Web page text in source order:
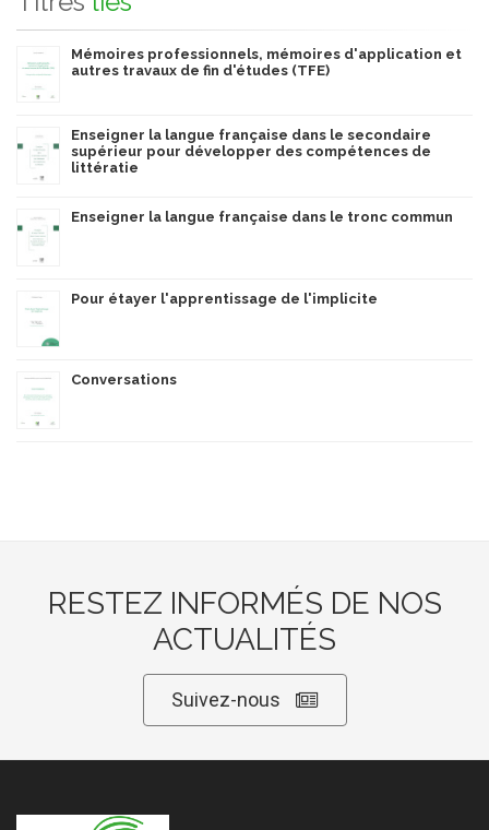
Mémoires professionnels, mémoires d'application et
autres travaux de fin d'études (TFE)
Enseigner la langue française dans le secondaire
supérieur pour développer des compétences de
littératie
Enseigner la langue française dans le tronc commun
Pour étayer l'apprentissage de l'implicite
Conversations
RESTEZ INFORMÉS DE NOS
ACTUALITÉS
Suivez-nous